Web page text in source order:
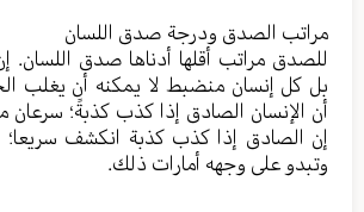
مراتب الصدق ودرجة صدق اللسان
للصدق مراتب أقلها أدناها صدق اللسان.
بل كل إنسان منضبط لا يمكنه أن يغلب
أن الإنسان الصادق إذا كذب كذبةً؛ سرعان
إن الصادق إذا كذب كذبة انكشف سريعا؛
وتبدو على وجهه أمارات ذلك.